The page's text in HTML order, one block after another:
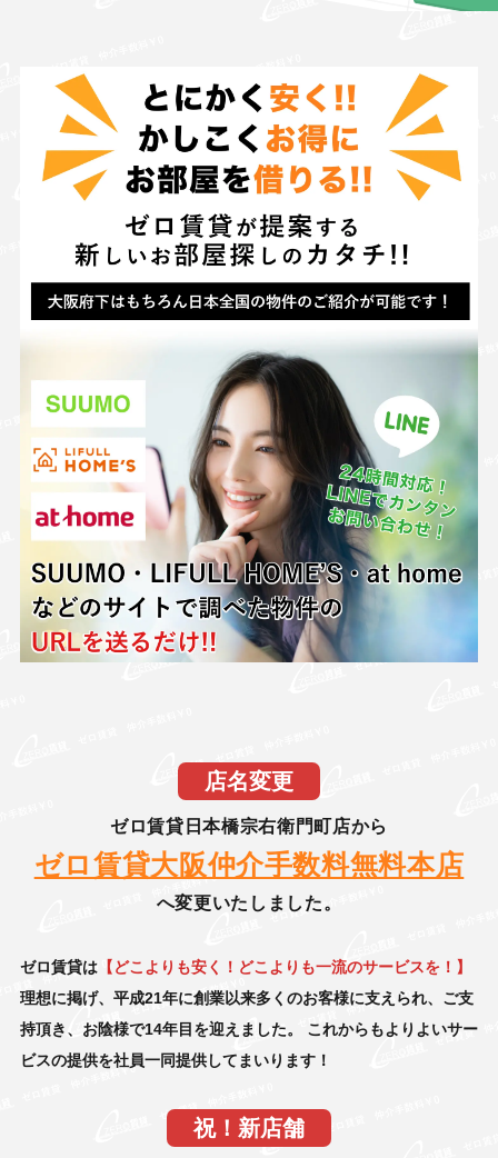
店名変更
ゼロ賃貸日本橋宗右衛門町店から
ゼロ賃貸大阪仲介手数料無料本店
へ変更いたしました。
ゼロ賃貸は【どこよりも安く！どこよりも一流のサービスを！】
理想に掲げ、 平成21年に創業以来多くのお客様に支えられ、ご支
持頂き、お陰様で14年目を迎えました。
これからもよりよいサー
ビスの提供を社員一同提供してまいります！
祝！新店舗